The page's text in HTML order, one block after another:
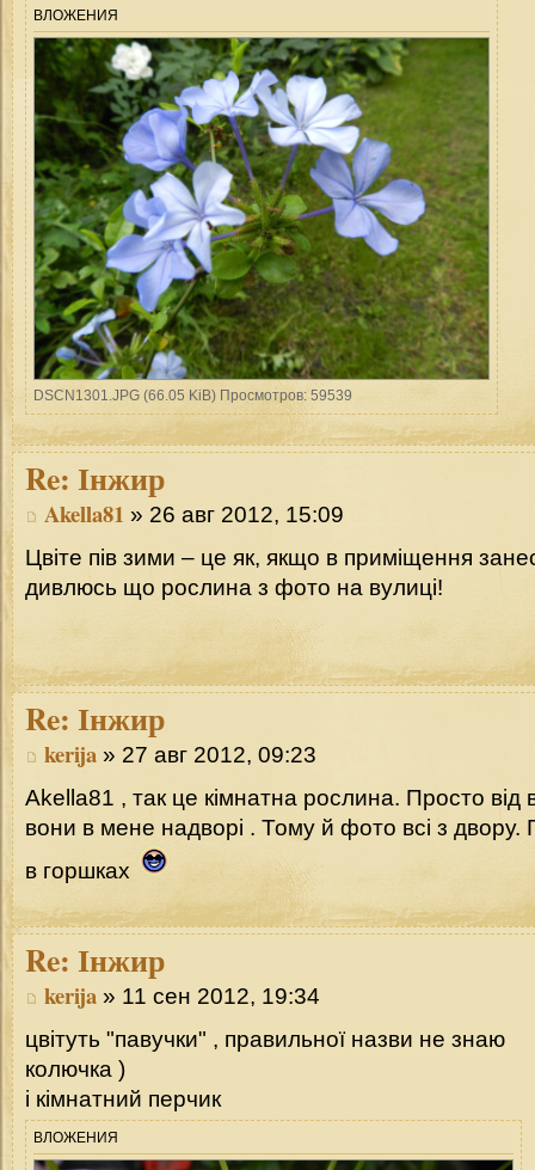
ВЛОЖЕНИЯ
DSCN1301.JPG (66.05 KiB) Просмотров: 59539
Re: Інжир
Akella81 » 26 авг 2012, 15:09
Цвіте пів зими – це як, якщо в приміщення
дивлюсь що рослина з фото на вулиці!
Re: Інжир
kerija » 27 авг 2012, 09:23
Akella81 , так це кімнатна рослина. Просто від
вони в мене надворі . Тому й фото всі з двору.
в горшках
Re: Інжир
kerija » 11 сен 2012, 19:34
цвітуть "павучки" , правильної назви не знаю
колючка )
і кімнатний перчик
ВЛОЖЕНИЯ